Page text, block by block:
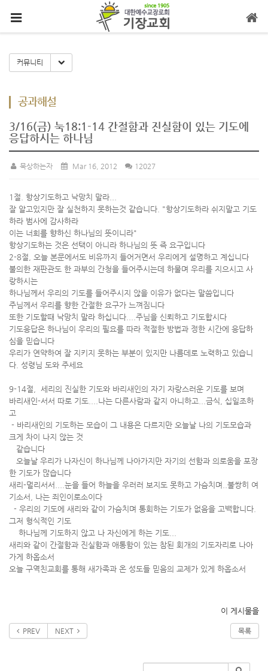
커뮤니티 Toggle Dropdown
공과해설
3/16(금) 눅18:1-14 간절함과 진실함이 있는 기도에
응답하시는 하나님
묵상하는자 Mar 16, 2012 12027
1절. 항상기도하고 낙망치 말라...
잘 알고있지만 잘 실천하지 못하는것 같습니다. "항상기도하라 쉬지말고 기도
하라 범사에 감사하라
이는 너희를 향하신 하나님의 뜻이니라"
항상기도하는 것은 선택이 아니라 하나님의 뜻 즉 요구입니다
2-8절, 오늘 본문에서도 비유까지 들어거면서 우리에게 설명하고 계십니다
불의한 재판관도 한 과부의 간청을 들어주시는데 하물며 우리를 지으시고 사
랑하시는
하나님께서 우리의 기도를 들어주시지 않을 이유가 없다는 말씀입니다
주님께서 우리를 향한 간절한 요구가 느껴짐니다
또한 기도할때 낙망치 말라 하십니다....주님을 신뢰하고 기도합시다
기도응답은 하나님이 우리의 필요를 따라 적절한 방법과 정한 시간에 응답하
심을 믿습니다
우리가 연약하여 잘 지키지 못하는 부분이 있지만 나름데로 노력하고 있습니
다. 성령님 도와 주세요
9-14절, 세리의 진실한 기도와 바리새인의 자기 자랑스러운 기도를 보며
바리새인-서서 따로 기도....나는 다른사람과 같지 아니하고...금식, 십일조하
고
- 바리새인의 기도하는 모습이 그 내용은 다르지만 오늘날 나의 기도모습과
크게 차이 나지 않는 것
같습니다
오늘날 우리가 나자신이 하나님께 나아가지만 자기의 선함과 의로움을 포장
한 기도가 많습니다
새리-멀리서서....눈을 들어 하늘을 우러러 보지도 못하고 가슴치며..불쌍히 여
기소서, 나는 죄인이로소이다
- 우리의 기도에 새리와 같이 가슴치며 통회하는 기도가 없음을 고백합니다.
그저 형식적인 기도
하나님께 기도하지 않고 나 자신에게 하는 기도...
새리와 같이 간절함과 진실함과 애통함이 있는 참된 회개의 기도자리로 나아
가게 하옵소서
오늘 구역친교회를 통해 새가족과 온 성도들 믿음의 교제가 있게 하옵소서
이 게시물을
PREV NEXT 목록